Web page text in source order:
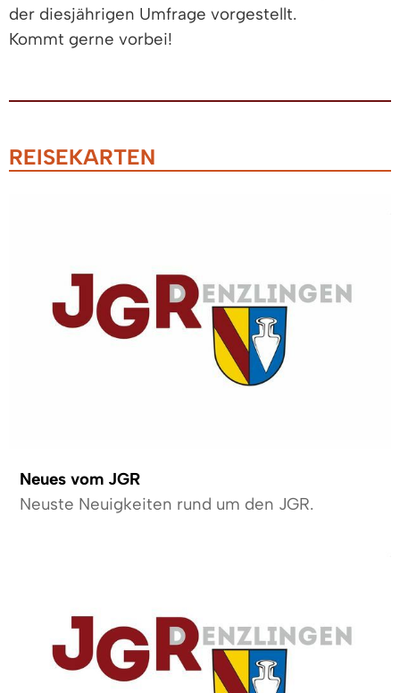
der diesjährigen Umfrage vorgestellt.
Kommt gerne vorbei!
REISEKARTEN
Neues vom JGR
Neuste Neuigkeiten rund um den JGR.